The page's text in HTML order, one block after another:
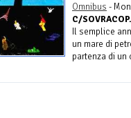
Omnibus -
C/
Il semplice
un mare di
partenza di